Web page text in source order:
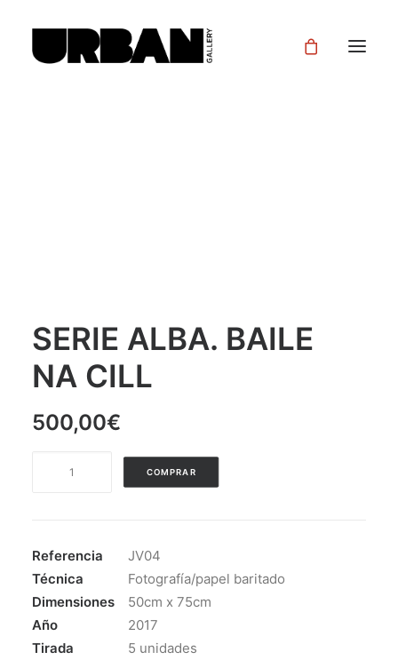
SERIE ALBA. BAILE
NA CILL
500,00€
CILL
cantidad
COMPRAR
Referencia
JV04
Técnica
Fotografía/papel baritado
Dimensiones
50cm x 75cm
Año
2017
Tirada
5 unidades